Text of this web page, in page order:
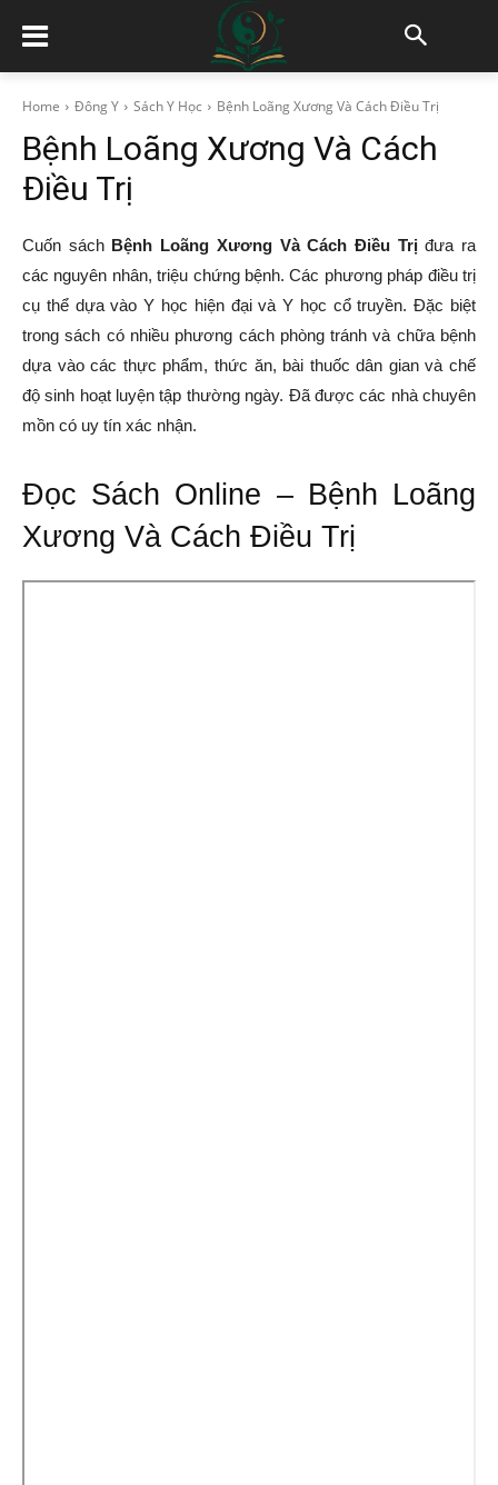
Home Đông Y Sách Y Học Bệnh Loãng Xương Và Cách Điều Trị
Bệnh Loãng Xương Và Cách
Điều Trị
Cuốn sách Bệnh Loãng Xương Và Cách Điều Trịđưa ra
các nguyên nhân, triệu chứng bệnh. Các phương pháp điều trị
cụ thể dựa vào Y học hiện đại và Y học cổ truyền. Đặc biệt
trong sách có nhiều phương cách phòng tránh và chữa bệnh
dựa vào các thực phẩm, thức ăn, bài thuốc dân gian và chế
độ sinh hoạt luyện tập thường ngày. Đã được các nhà chuyên
mồn có uy tín xác nhận.
Đọc Sách Online – Bệnh Loãng
Xương Và Cách Điều Trị